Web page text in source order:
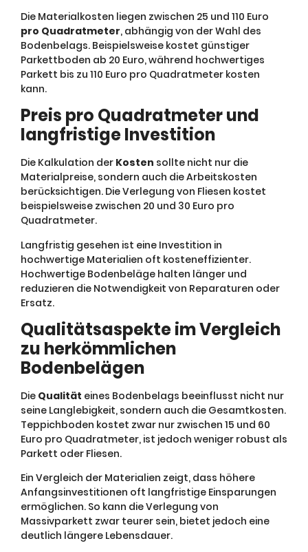
Die Materialkosten liegen zwischen 25 und 110 Euro
pro Quadratmeter, abhängig von der Wahl des
Bodenbelags. Beispielsweise kostet günstiger
Parkettboden ab 20 Euro, während hochwertiges
Parkett bis zu 110 Euro pro Quadratmeter kosten
kann.
Preis pro Quadratmeter und
langfristige Investition
Die Kalkulation der Kosten sollte nicht nur die
Materialpreise, sondern auch die Arbeitskosten
berücksichtigen. Die Verlegung von Fliesen kostet
beispielsweise zwischen 20 und 30 Euro pro
Quadratmeter.
Langfristig gesehen ist eine Investition in
hochwertige Materialien oft kosteneffizienter.
Hochwertige Bodenbeläge halten länger und
reduzieren die Notwendigkeit von Reparaturen oder
Ersatz.
Qualitätsaspekte im Vergleich
zu herkömmlichen
Bodenbelägen
Die Qualität eines Bodenbelags beeinflusst nicht nur
seine Langlebigkeit, sondern auch die Gesamtkosten.
Teppichboden kostet zwar nur zwischen 15 und 60
Euro pro Quadratmeter, ist jedoch weniger robust als
Parkett oder Fliesen.
Ein Vergleich der Materialien zeigt, dass höhere
Anfangsinvestitionen oft langfristige Einsparungen
ermöglichen. So kann die Verlegung von
Massivparkett zwar teurer sein, bietet jedoch eine
deutlich längere Lebensdauer.